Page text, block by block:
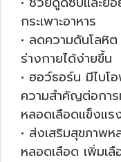
กระเพาะอาหาร
• ลดความดันโลหิ
ร่างกายได้ง่ายขึ้น
• ฮอว์ธอร์น มีไบโ
ความสำคัญต่อกา
หลอดเลือดแข็งแร
• ส่งเสริมสุขภาพ
หลอดเลือด เพิ่มเลื